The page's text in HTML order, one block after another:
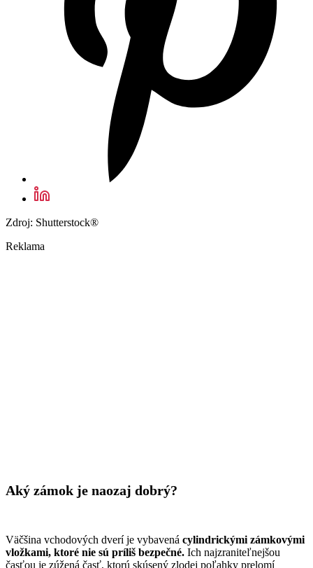
Zdroj: Shutterstock®
Reklama
Aký zámok je naozaj dobrý?
Väčšina vchodových dverí je vybavená cylindrickými zámkovými
vložkami, ktoré nie sú príliš bezpečné. Ich najzraniteľnejšou
časťou je zúžená časť, ktorú skúsený zlodej poľahky prelomí